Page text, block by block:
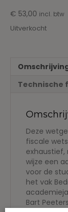
€ 53,00 incl. btw
Uitverkocht
Technische
Deze
fiscale
exhaustief,
wijze een
voor de
het vak
Bart